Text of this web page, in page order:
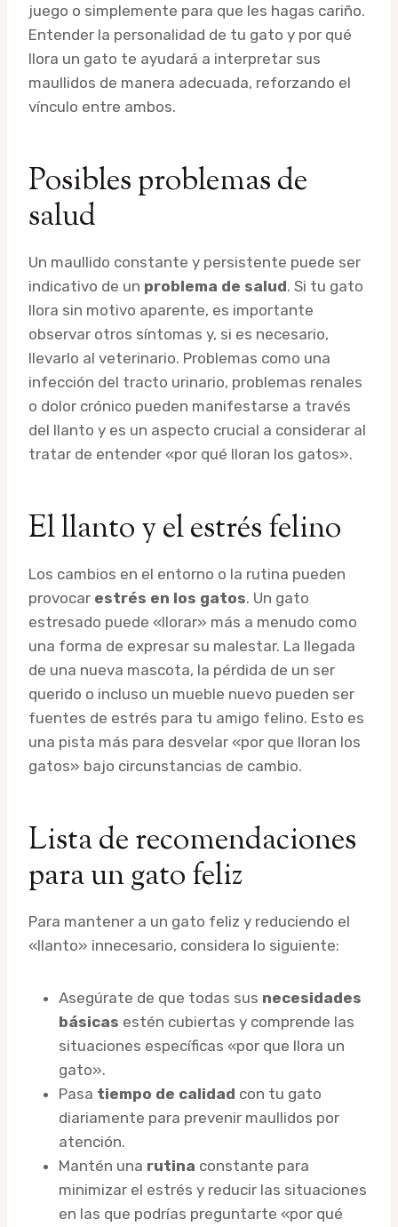
juego o simplemente para que les hagas cariño.
Entender la personalidad de tu gato y por qué
llora un gato te ayudará a interpretar sus
maullidos de manera adecuada, reforzando el
vínculo entre ambos.
Posibles problemas de
salud
Un maullido constante y persistente puede ser
indicativo de un problema de salud. Si tu gato
llora sin motivo aparente, es importante
observar otros síntomas y, si es necesario,
llevarlo al veterinario. Problemas como una
infección del tracto urinario, problemas renales
o dolor crónico pueden manifestarse a través
del llanto y es un aspecto crucial a considerar al
tratar de entender «por qué lloran los gatos».
El llanto y el estrés felino
Los cambios en el entorno o la rutina pueden
provocar estrés en los gatos. Un gato
estresado puede «llorar» más a menudo como
una forma de expresar su malestar. La llegada
de una nueva mascota, la pérdida de un ser
querido o incluso un mueble nuevo pueden ser
fuentes de estrés para tu amigo felino. Esto es
una pista más para desvelar «por que lloran los
gatos» bajo circunstancias de cambio.
Lista de recomendaciones
para un gato feliz
Para mantener a un gato feliz y reduciendo el
«llanto» innecesario, considera lo siguiente:
Asegúrate de que todas sus necesidades
básicas estén cubiertas y comprende las
situaciones específicas «por que llora un
gato».
Pasa tiempo de calidad con tu gato
diariamente para prevenir maullidos por
atención.
Mantén una rutina constante para
minimizar el estrés y reducir las situaciones
en las que podrías preguntarte «por qué